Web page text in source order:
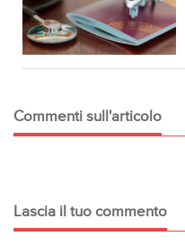
Commenti sull'articolo
Lascia il tuo commento